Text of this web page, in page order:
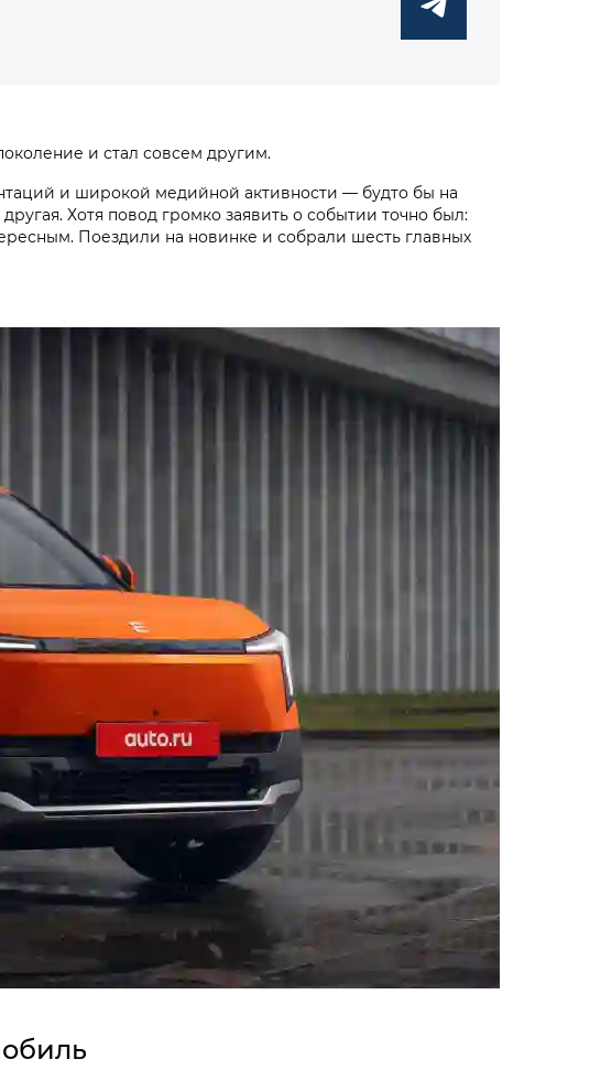
и стал совсем другим.
и широкой медийной активности — будто бы на
Хотя повод громко заявить о событии точно был:
Поездили на новинке и собрали шесть главных